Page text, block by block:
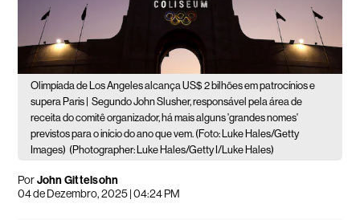
Olimpíada de Los Angeles alcança US$ 2 bilhões em patrocínios e
supera Paris |
Segundo John Slusher, responsável pela área de
receita do comitê organizador, há mais alguns 'grandes nomes'
previstos para o início do ano que vem. (Foto: Luke Hales/Getty
Images) (Photographer: Luke Hales/Getty I/Luke Hales)
PorJohn Gittelsohn
04 de Dezembro, 2025 | 04:24 PM